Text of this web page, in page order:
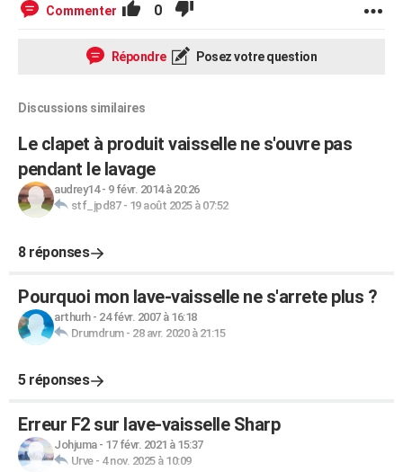
Commenter 0
Répondre Posez votre question
Discussions similaires
Le clapet à produit vaisselle ne s'ouvre pas
pendant le lavage
audrey14- 9 févr. 2014 à 20:26
stf_jpd87- 19 août 2025 à 07:52
8 réponses
Pourquoi mon lave-vaisselle ne s'arrete plus ?
arthurh- 24 févr. 2007 à 16:18
Drumdrum- 28 avr. 2020 à 21:15
5 réponses
Erreur F2 sur lave-vaisselle Sharp
Johjuma- 17 févr. 2021 à 15:37
Urve- 4 nov. 2025 à 10:09